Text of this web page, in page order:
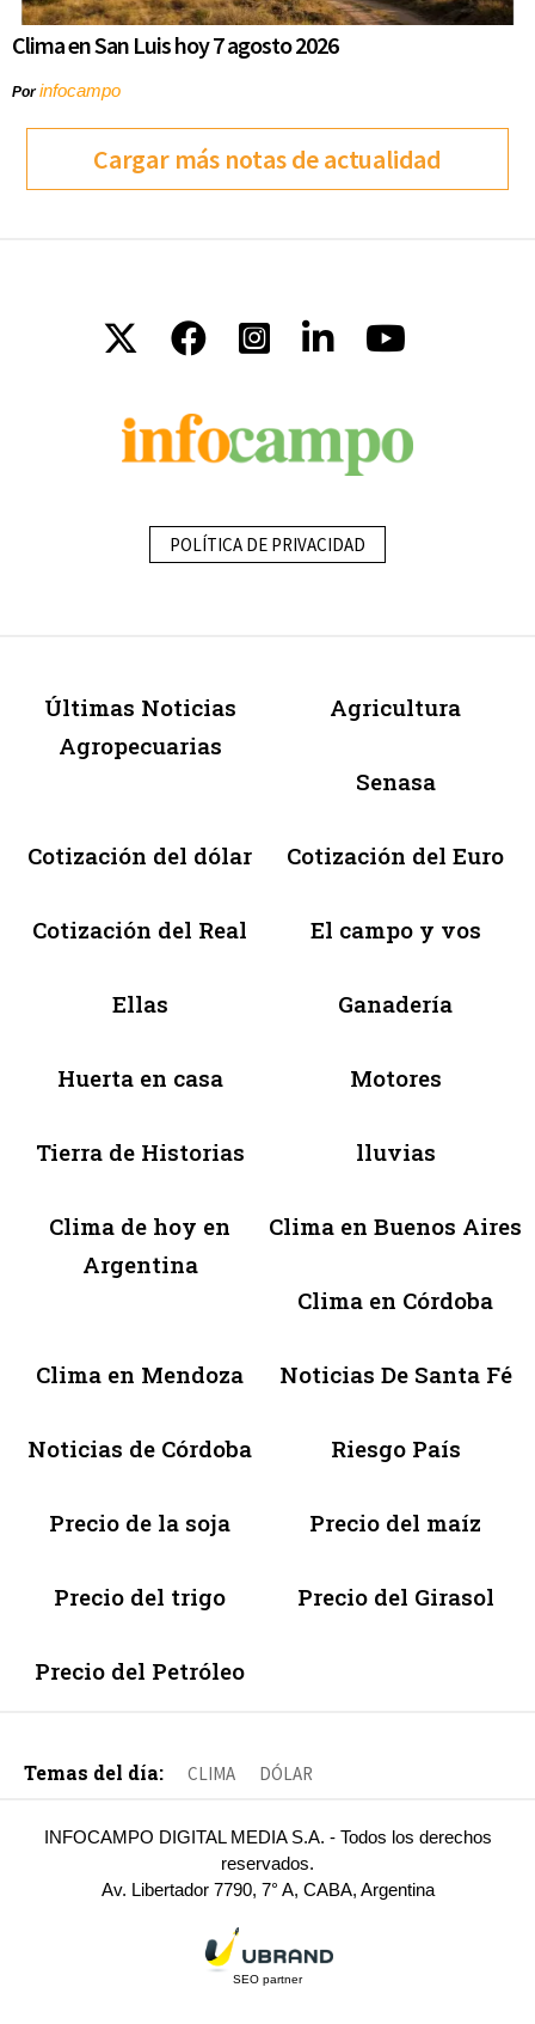
Clima en San Luis hoy 7 agosto 2026
Porinfocampo
Cargar más notas de actualidad
POLÍTICA DE PRIVACIDAD
Últimas Noticias
Agropecuarias
Agricultura
Senasa
Cotización del dólar Cotización del Euro
Cotización del Real El campo y vos
Ellas Ganadería
Huerta en casa Motores
Tierra de Historias lluvias
Clima de hoy en
Argentina
Clima en Buenos Aires
Clima en Córdoba
Clima en Mendoza Noticias De Santa Fé
Noticias de Córdoba Riesgo País
Precio de la soja Precio del maíz
Precio del trigo Precio del Girasol
Precio del Petróleo
Temas del día: CLIMA DÓLAR
INFOCAMPO DIGITAL MEDIA S.A. - Todos los derechos
reservados.
Av. Libertador 7790, 7° A, CABA, Argentina
SEO partner